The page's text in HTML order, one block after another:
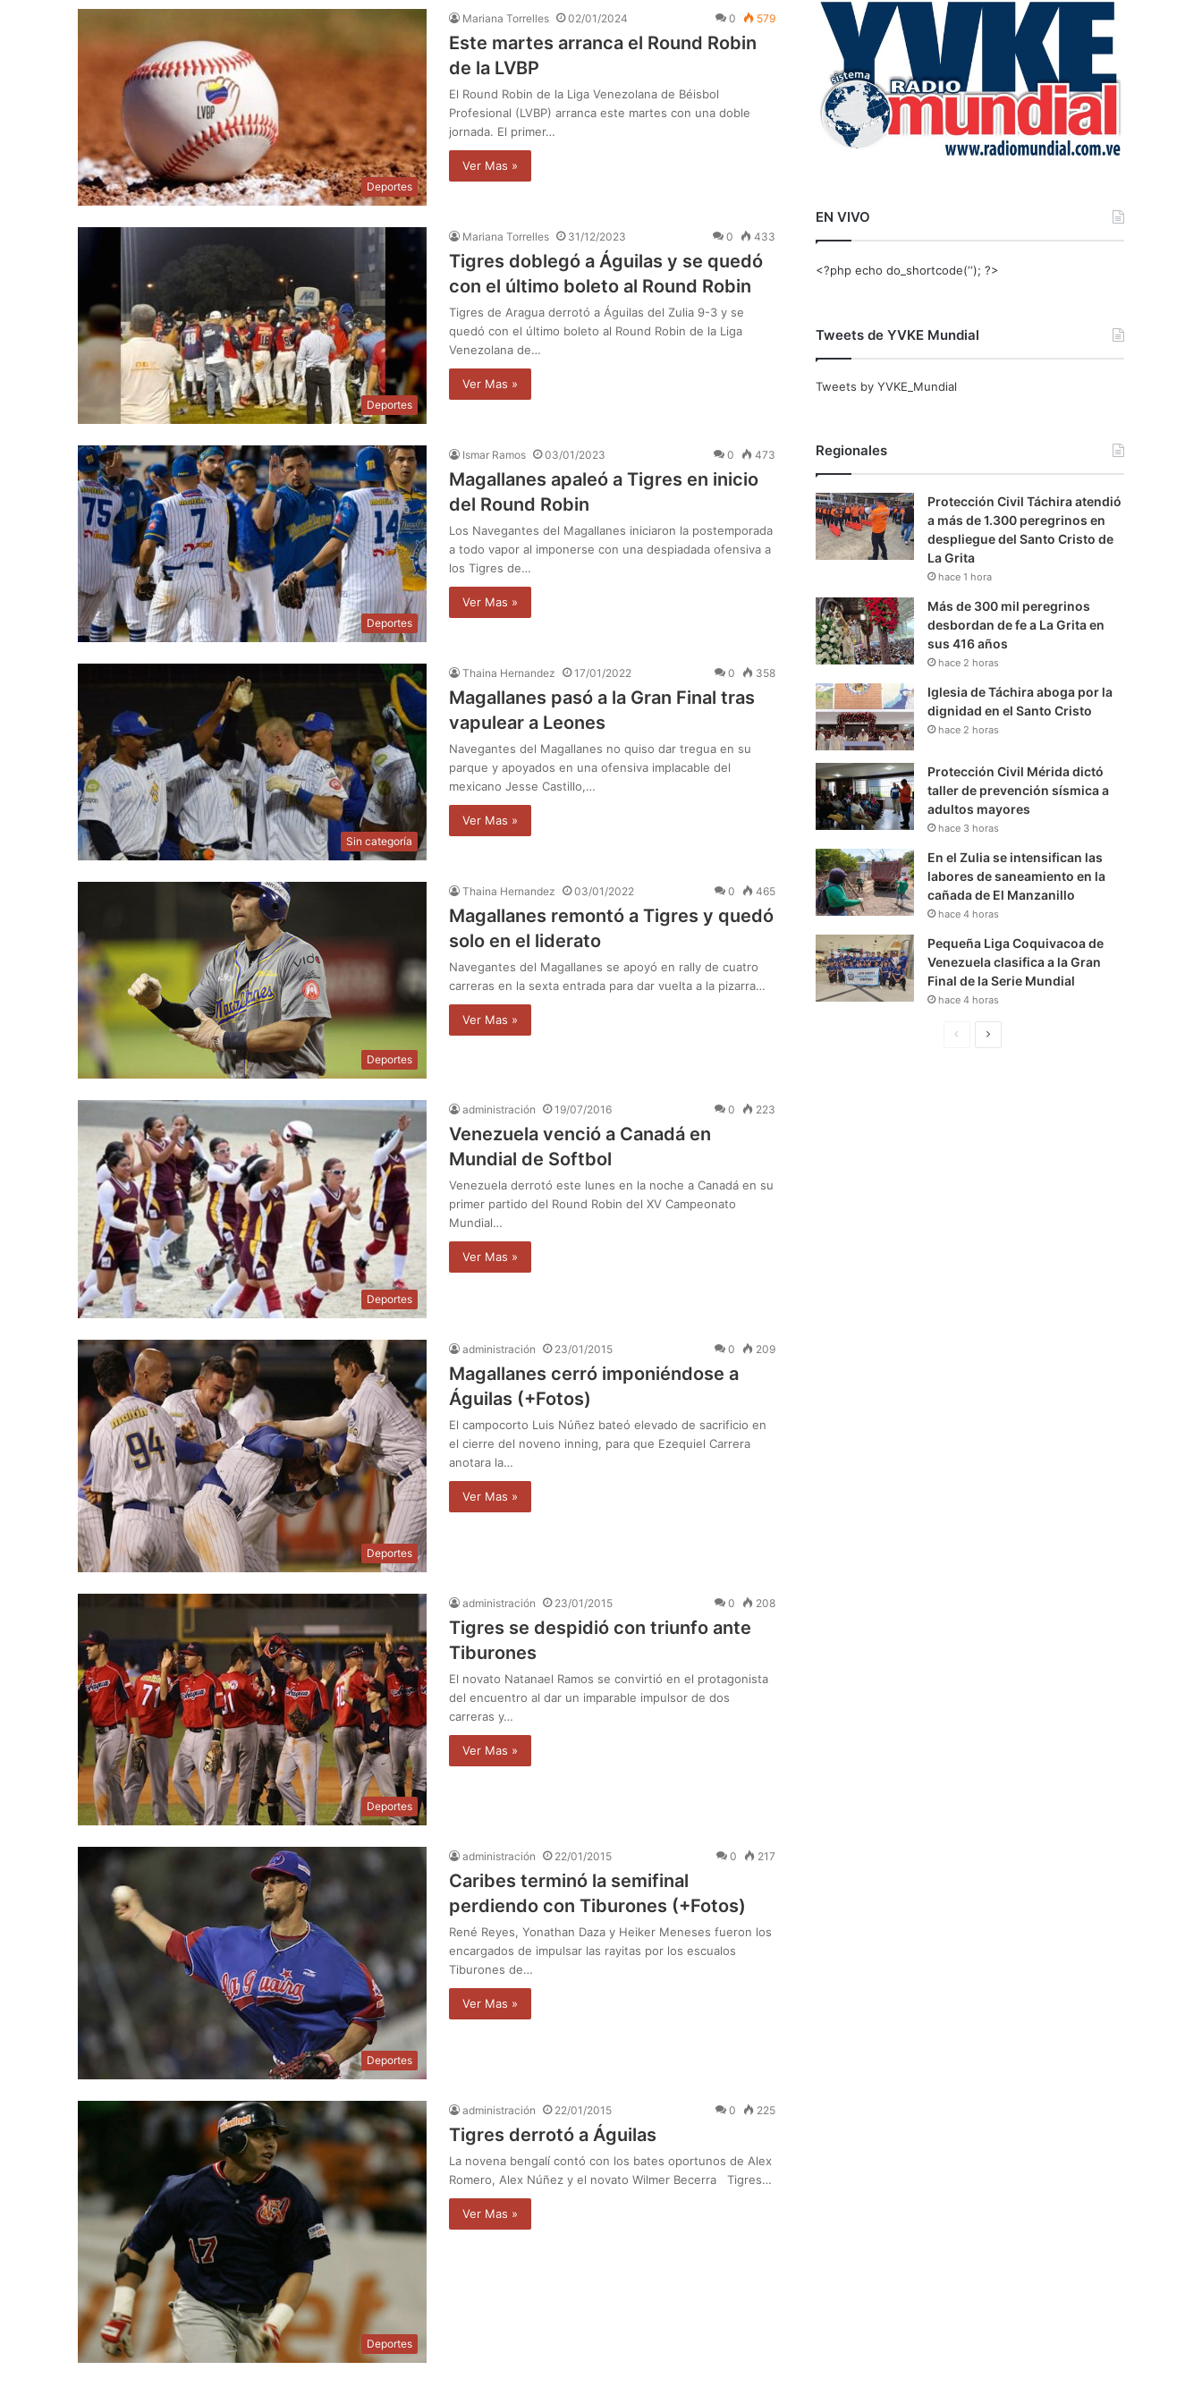
Deportes
Mariana Torrelles 02/01/2024 0 579
Este martes arranca el Round Robin
de la LVBP
El Round Robin de la Liga Venezolana de Béisbol
Profesional (LVBP) arranca este martes con una doble
jornada. El primer…
Ver Mas »
Deportes
Mariana Torrelles 31/12/2023 0 433
Tigres doblegó a Águilas y se quedó
con el último boleto al Round Robin
Tigres de Aragua derrotó a Águilas del Zulia 9-3 y se
quedó con el último boleto al Round Robin de la Liga
Venezolana de…
Ver Mas »
Deportes
Ismar Ramos 03/01/2023 0 473
Magallanes apaleó a Tigres en inicio
del Round Robin
Los Navegantes del Magallanes iniciaron la postemporada
a todo vapor al imponerse con una despiadada ofensiva a
los Tigres de…
Ver Mas »
Sin categoría
Thaina Hernandez 17/01/2022 0 358
Magallanes pasó a la Gran Final tras
vapulear a Leones
Navegantes del Magallanes no quiso dar tregua en su
parque y apoyados en una ofensiva implacable del
mexicano Jesse Castillo,…
Ver Mas »
Deportes
Thaina Hernandez 03/01/2022 0 465
Magallanes remontó a Tigres y quedó
solo en el liderato
Navegantes del Magallanes se apoyó en rally de cuatro
carreras en la sexta entrada para dar vuelta a la pizarra…
Ver Mas »
Deportes
administración 19/07/2016 0 223
Venezuela venció a Canadá en
Mundial de Softbol
Venezuela derrotó este lunes en la noche a Canadá en su
primer partido del Round Robin del XV Campeonato
Mundial…
Ver Mas »
Deportes
administración 23/01/2015 0 209
Magallanes cerró imponiéndose a
Águilas (+Fotos)
El campocorto Luis Núñez bateó elevado de sacrificio en
el cierre del noveno inning, para que Ezequiel Carrera
anotara la…
Ver Mas »
Deportes
administración 23/01/2015 0 208
Tigres se despidió con triunfo ante
Tiburones
El novato Natanael Ramos se convirtió en el protagonista
del encuentro al dar un imparable impulsor de dos
carreras y…
Ver Mas »
Deportes
administración 22/01/2015 0 217
Caribes terminó la semifinal
perdiendo con Tiburones (+Fotos)
René Reyes, Yonathan Daza y Heiker Meneses fueron los
encargados de impulsar las rayitas por los escualos
Tiburones de…
Ver Mas »
Deportes
administración 22/01/2015 0 225
Tigres derrotó a Águilas
La novena bengalí contó con los bates oportunos de Alex
Romero, Alex Núñez y el novato Wilmer Becerra Tigres…
Ver Mas »
r
EN VIVO
<?php echo do_shortcode(‘‘); ?>
Tweets de YVKE Mundial
Tweets by YVKE_Mundial
Regionales
Protección Civil Táchira atendió
a más de 1.300 peregrinos en
despliegue del Santo Cristo de
La Grita
hace 1 hora
Más de 300 mil peregrinos
desbordan de fe a La Grita en
sus 416 años
hace 2 horas
Iglesia de Táchira aboga por la
dignidad en el Santo Cristo
hace 2 horas
Protección Civil Mérida dictó
taller de prevención sísmica a
adultos mayores
hace 3 horas
En el Zulia se intensifican las
labores de saneamiento en la
cañada de El Manzanillo
hace 4 horas
Pequeña Liga Coquivacoa de
Venezuela clasifica a la Gran
Final de la Serie Mundial
hace 4 horas
S